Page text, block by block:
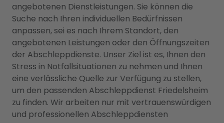
angebotenen Dienstleistungen. Sie können die
Suche nach Ihren individuellen Bedürfnissen
anpassen, sei es nach Ihrem Standort, den
angebotenen Leistungen oder den Öffnungszeiten
der Abschleppdienste. Unser Ziel ist es, Ihnen den
Stress in Notfallsituationen zu nehmen und Ihnen
eine verlässliche Quelle zur Verfügung zu stellen,
um den passenden Abschleppdienst Friedelsheim
zu finden. Wir arbeiten nur mit vertrauenswürdigen
und professionellen Abschleppdiensten